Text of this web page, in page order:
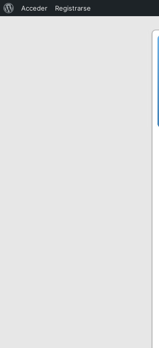
Acceder Registrarse